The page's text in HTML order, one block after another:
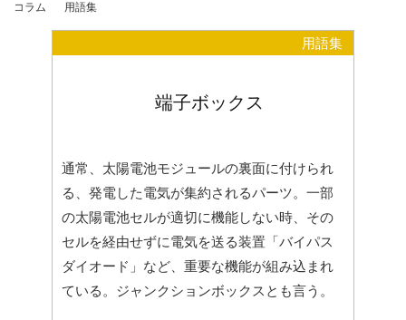
コラム
用語集
用語集
端子ボックス
通常、太陽電池モジュールの裏面に付けられ
る、発電した電気が集約されるパーツ。一部
の太陽電池セルが適切に機能しない時、その
セルを経由せずに電気を送る装置「バイパス
ダイオード」など、重要な機能が組み込まれ
ている。ジャンクションボックスとも言う。